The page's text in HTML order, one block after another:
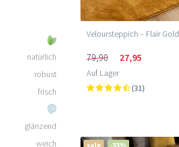
natürlich
robust
frisch
glänzend
weich
Veloursteppich – Flair Gold
79,90 27,95
Auf Lager
(31)
sale -33%